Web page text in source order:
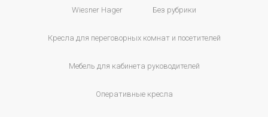
Wiesner Hager Без рубрики
Кресла для переговорных комнат и посетителей
Мебель для кабинета руководителей
Оперативные кресла